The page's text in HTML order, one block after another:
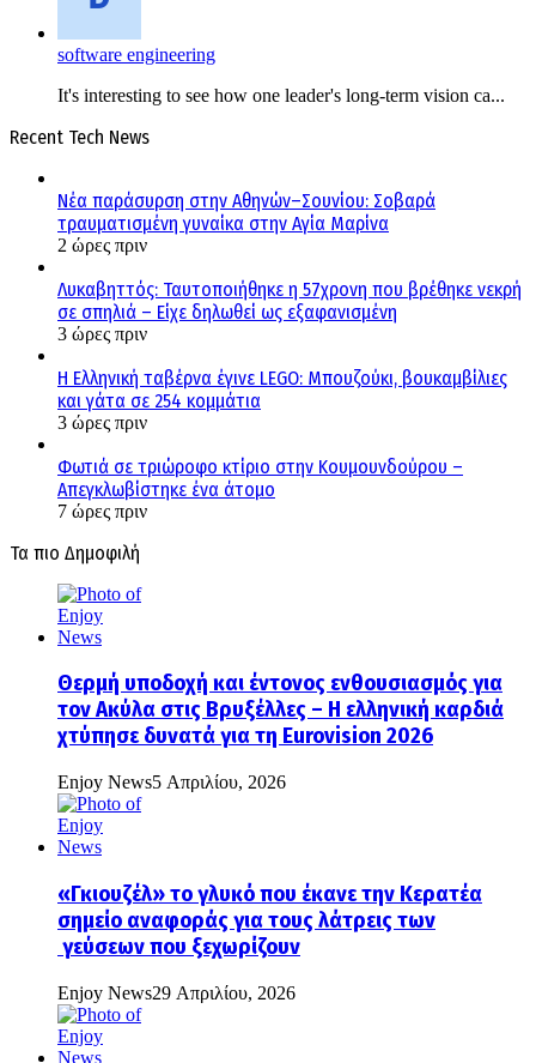
software engineering
It's interesting to see how one leader's long-term vision ca...
Recent Tech News
Νέα παράσυρση στην Αθηνών–Σουνίου: Σοβαρά
τραυματισμένη γυναίκα στην Αγία Μαρίνα
2 ώρες πριν
Λυκαβηττός: Ταυτοποιήθηκε η 57χρονη που βρέθηκε νεκρή
σε σπηλιά – Είχε δηλωθεί ως εξαφανισμένη
3 ώρες πριν
H Ελληνική ταβέρνα έγινε LEGO: Μπουζούκι, βουκαμβίλιες
και γάτα σε 254 κομμάτια
3 ώρες πριν
Φωτιά σε τριώροφο κτίριο στην Κουμουνδούρου –
Απεγκλωβίστηκε ένα άτομο
7 ώρες πριν
Τα πιο Δημοφιλή
Θερμή υποδοχή και έντονος ενθουσιασμός για
τον Ακύλα στις Βρυξέλλες – Η ελληνική καρδιά
χτύπησε δυνατά για τη Eurovision 2026
Enjoy News5 Απριλίου, 2026
«Γκιουζέλ» το γλυκό που έκανε την Κερατέα
σημείο αναφοράς για τους λάτρεις των
γεύσεων που ξεχωρίζουν
Enjoy News29 Απριλίου, 2026